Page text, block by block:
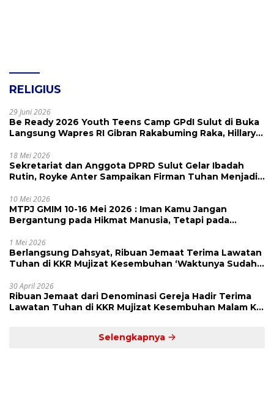
RELIGIUS
29 Juni 2026
Be Ready 2026 Youth Teens Camp GPdI Sulut di Buka
Langsung Wapres RI Gibran Rakabuming Raka, Hillary
18 Mei 2026
Sekretariat dan Anggota DPRD Sulut Gelar Ibadah
Rutin, Royke Anter Sampaikan Firman Tuhan Menjadi
10 Mei 2026
MTPJ GMIM 10-16 Mei 2026 : Iman Kamu Jangan
Bergantung pada Hikmat Manusia, Tetapi pada
1 Mei 2026
Berlangsung Dahsyat, Ribuan Jemaat Terima Lawatan
Tuhan di KKR Mujizat Kesembuhan ‘Waktunya Sudah
30 April 2026
Ribuan Jemaat dari Denominasi Gereja Hadir Terima
Lawatan Tuhan di KKR Mujizat Kesembuhan Malam Ke
Selengkapnya